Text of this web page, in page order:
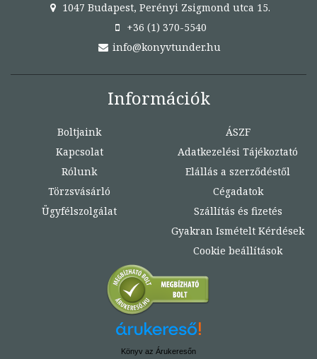
1047 Budapest, Perényi Zsigmond utca 15.
+36 (1) 370-5540
info@konyvtunder.hu
Információk
Boltjaink
Kapcsolat
Rólunk
Törzsvásárló
Ügyfélszolgálat
ÁSZF
Adatkezelési Tájékoztató
Elállás a szerződéstől
Cégadatok
Szállítás és fizetés
Gyakran Ismételt Kérdések
Cookie beállítások
Könyv az Árukeresőn